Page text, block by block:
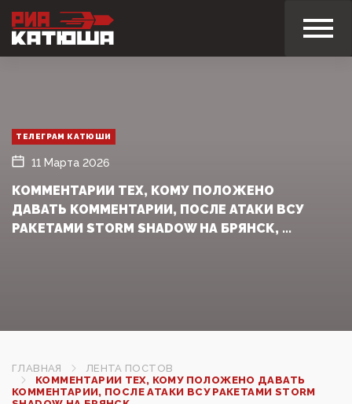
ТЕЛЕГРАМ КАТЮШИ
11 Марта 2026
КОММЕНТАРИИ ТЕХ, КОМУ ПОЛОЖЕНО
ДАВАТЬ КОММЕНТАРИИ, ПОСЛЕ АТАКИ ВСУ
РАКЕТАМИ STORM SHADOW НА БРЯНСК, ...
ГЛАВНАЯ
ЛЕНТА ПОСТОВ
КОММЕНТАРИИ ТЕХ, КОМУ ПОЛОЖЕНО ДАВАТЬ
КОММЕНТАРИИ, ПОСЛЕ АТАКИ ВСУ РАКЕТАМИ STORM